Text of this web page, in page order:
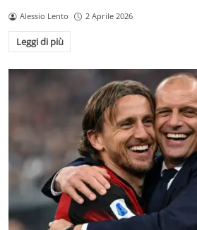
Alessio Lento 2 Aprile 2026
Leggi di più